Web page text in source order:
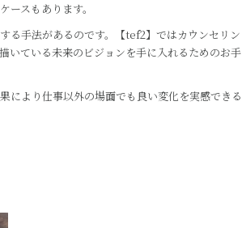
スもあります。
る手法があるのです。【tef2】ではカウンセリン
いている未来のビジョンを手に入れるためのお手
により仕事以外の場面でも良い変化を実感できる